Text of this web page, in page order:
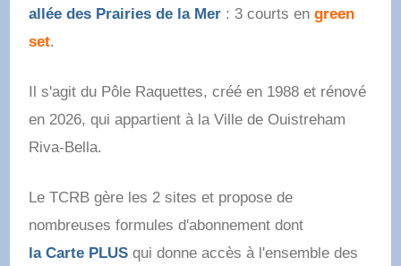
allée des Prairies de la Mer : 3 courts engreen
set.
Il s'agit du Pôle Raquettes, créé en 1988 et rénové
en 2026, qui appartient à la Ville de Ouistreham
Riva-Bella.
Le TCRB gère les 2 sites et propose de
nombreuses formules d'abonnement dont
la Carte PLUS qui donne accès à l'ensemble des